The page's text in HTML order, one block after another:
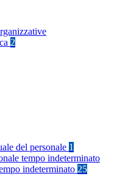
2
del personale 1
tempo indeterminato
indeterminato 25